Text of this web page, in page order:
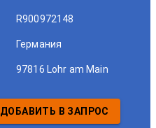
R900972148
Германия
97816 Lohr am Main
ДОБАВИТЬ В ЗАПРОС